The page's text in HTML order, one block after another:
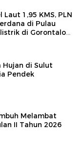
1,95 KMS, PLN
di Pulau
di Gorontalo
Hujan di Sulut
Pendek
Melambat
II Tahun 2026